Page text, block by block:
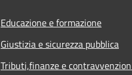
Educazione e formazione
Giustizia e sicurezza pubblica
Tributi,finanze e